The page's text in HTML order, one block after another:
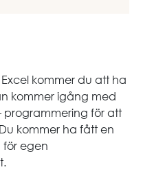
kommer du att ha
kommer igång med
programmering för att
kommer ha fått en
för egen